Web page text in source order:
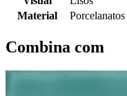
Material
Porcelanatos
Combina com